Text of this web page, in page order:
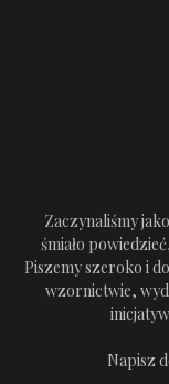
Zaczynaliśmy
śmiało
Piszemy szeroko i
wzornictwie,
Napisz